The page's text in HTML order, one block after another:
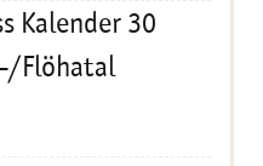
Kalender 30
Flöhatal